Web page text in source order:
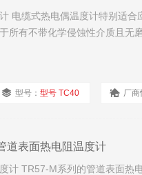
电缆式热电偶温度计特别适
所有不带化学侵蚀性介质且无
型号：型号 TC40 厂
道表面热电阻温度计
计 TR57-M系列的管道表面热